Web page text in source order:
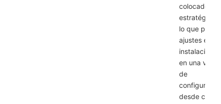
colocados
lo que
ajustes e
instalación
en una
de
desde